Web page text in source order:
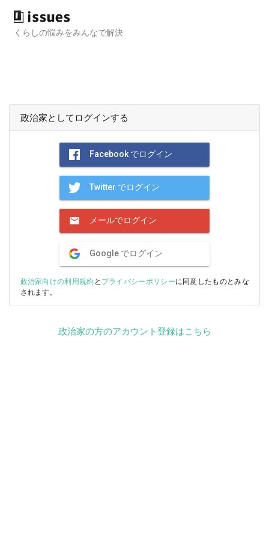
くらしの悩みをみんなで解決
政治家としてログインする
Facebook でログイン
Twitter でログイン
メールでログイン
Google でログイン
政治家向けの利用規約と プライバシーポリシーに同意したものとみな
されます。
政治家の方のアカウント登録はこちら